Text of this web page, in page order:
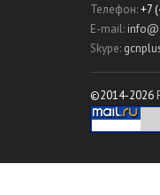
Телефон:+7
E-mail:
Skype:
©2014-2026